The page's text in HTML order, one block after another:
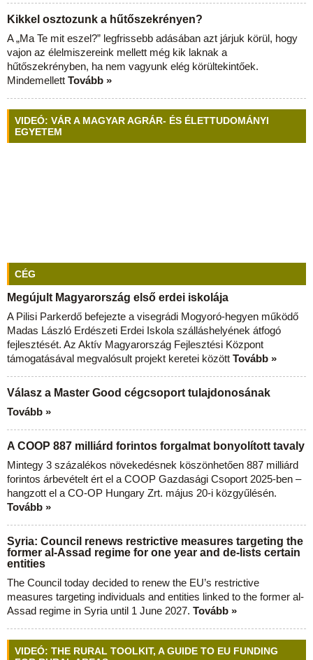
Kikkel osztozunk a hűtőszekrényen?
A „Ma Te mit eszel?” legfrissebb adásában azt járjuk körül, hogy
vajon az élelmiszereink mellett még kik laknak a
hűtőszekrényben, ha nem vagyunk elég körültekintőek.
Mindemellett Tovább »
VIDEÓ: VÁR A MAGYAR AGRÁR- ÉS ÉLETTUDOMÁNYI
EGYETEM
CÉG
Megújult Magyarország első erdei iskolája
A Pilisi Parkerdő befejezte a visegrádi Mogyoró-hegyen működő
Madas László Erdészeti Erdei Iskola szálláshelyének átfogó
fejlesztését. Az Aktív Magyarország Fejlesztési Központ
támogatásával megvalósult projekt keretei között Tovább »
Válasz a Master Good cégcsoport tulajdonosának
Tovább »
A COOP 887 milliárd forintos forgalmat bonyolított tavaly
Mintegy 3 százalékos növekedésnek köszönhetően 887 milliárd
forintos árbevételt ért el a COOP Gazdasági Csoport 2025-ben –
hangzott el a CO-OP Hungary Zrt. május 20-i közgyűlésén.
Tovább »
Syria: Council renews restrictive measures targeting the
former al-Assad regime for one year and de-lists certain
entities
The Council today decided to renew the EU’s restrictive
measures targeting individuals and entities linked to the former al-
Assad regime in Syria until 1 June 2027. Tovább »
VIDEÓ: THE RURAL TOOLKIT, A GUIDE TO EU FUNDING